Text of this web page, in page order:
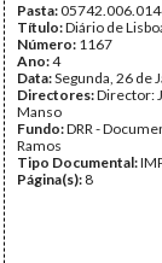
Pasta:
Título:Diário de
Número: 1167
Ano:4
Data:Segunda, 26 de
Directores:Director:
Manso
Fundo:DRR -
Ramos
Tipo Documental:
Página(s): 8